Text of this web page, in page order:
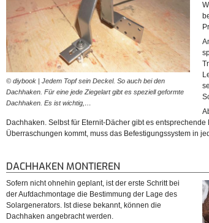
© diybook | Jedem Topf sein Deckel. So auch bei den
Dachhaken. Für eine jede Ziegelart gibt es speziell geformte
Dachhaken. Es ist wichtig,…
Dachhaken. Selbst für Eternit-Dächer gibt es
Überraschungen kommt, muss das Befestigungssystem in
DACHHAKEN MONTIEREN
Sofern nicht ohnehin geplant, ist der erste Schritt bei
der Aufdachmontage die Bestimmung der Lage des
Solargenerators. Ist diese bekannt, können die
Dachhaken angebracht werden.